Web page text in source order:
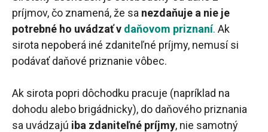
príjmov, čo znamená, že sa nezdaňuje a nie je
potrebné ho uvádzať v daňovom priznaní. Ak
sirota nepoberá iné zdaniteľné príjmy, nemusí si
podávať daňové priznanie vôbec.
Ak sirota popri dôchodku pracuje (napríklad na
dohodu alebo brigádnicky), do daňového priznania
sa uvádzajú iba zdaniteľné príjmy, nie samotný